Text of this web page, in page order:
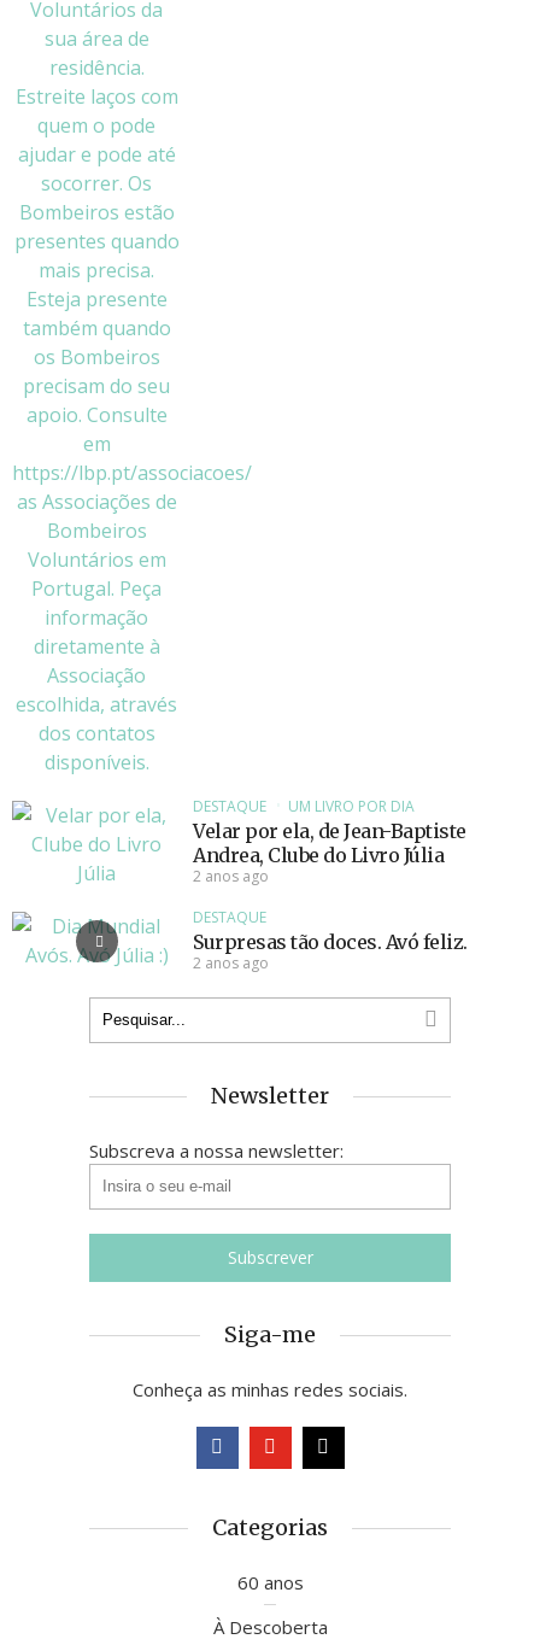
DESTAQUE UM LIVRO POR DIA
Velar por ela, de Jean-Baptiste
Andrea, Clube do Livro Júlia
2 anos ago
DESTAQUE
Surpresas tão doces. Avó feliz.
2 anos ago
Newsletter
Subscreva a nossa newsletter:
Siga-me
Conheça as minhas redes sociais.
Categorias
60 anos
À Descoberta